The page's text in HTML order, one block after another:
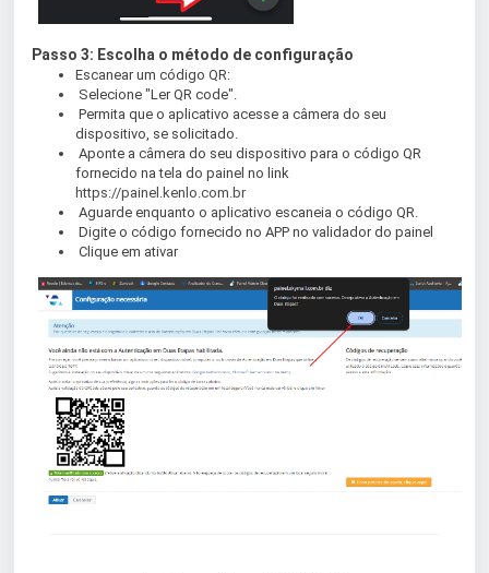
Passo 3: Escolha o método de configuração
Escanear um código QR:
Selecione "Ler QR code".
Permita que o aplicativo acesse a câmera do seu
dispositivo, se solicitado.
Aponte a câmera do seu dispositivo para o código QR
fornecido na tela do painel no link
https://painel.kenlo.com.br
Aguarde enquanto o aplicativo escaneia o código QR.
Digite o código fornecido no APP no validador do painel
Clique em ativar